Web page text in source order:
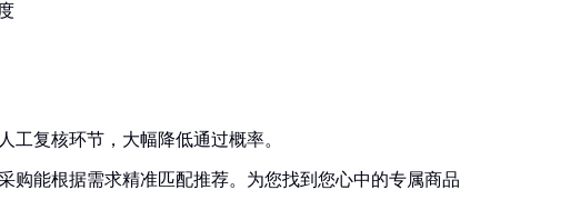
工复核环节，大幅降低通过概率。
购能根据需求精准匹配推荐。为您找到您心中的专属商品